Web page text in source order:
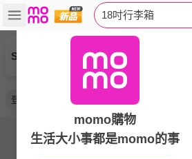
18吋行李箱
Samsonite 新秀麗
登機箱 旅行箱 超輕量
momo購物
生活大小事都是momo的事